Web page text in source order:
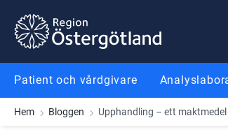
Gå till innehåll
Gå till meny
Gå till sidfot
Patient och vårdgivare
Hem Bloggen Upphandling – ett